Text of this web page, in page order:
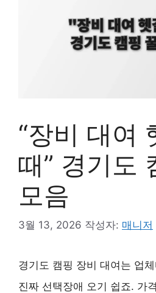
“장비 대여
때” 경기도
모음
3월 13, 2026 작성자: 매니저
경기도 캠핑 장비 대여는 업
진짜 선택장애 오기 쉽죠. 가